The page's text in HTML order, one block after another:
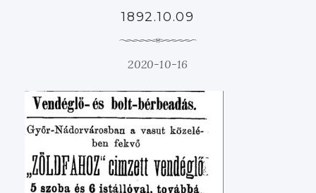
1892.10.09
2020-10-16